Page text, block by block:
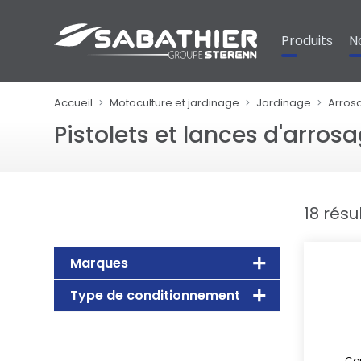
Produits
Accueil Motoculture et jardinage Jardinage
Pistolets et lances
Marques
Type de conditionnement
18